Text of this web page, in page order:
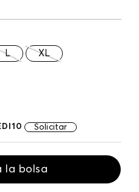
L XL
Solicitar
la bolsa